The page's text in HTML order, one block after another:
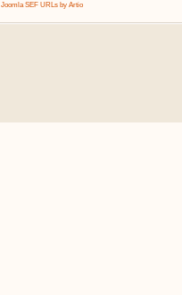
Joomla SEF URLs by Artio